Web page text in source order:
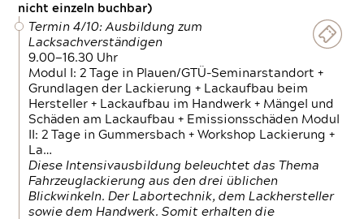
nicht einzeln buchbar)
Termin 4/10: Ausbildung zum
Lacksachverständigen
9.00—16.30 Uhr
Modul I: 2 Tage in Plauen/GTÜ-Seminarstandort +
Grundlagen der Lackierung + Lackaufbau beim
Hersteller + Lackaufbau im Handwerk + Mängel und
Schäden am Lackaufbau + Emissionsschäden Modul
II: 2 Tage in Gummersbach + Workshop Lackierung +
La…
Diese Intensivausbildung beleuchtet das Thema
Fahrzeuglackierung aus den drei üblichen
Blickwinkeln. Der Labortechnik, dem Lackhersteller
sowie dem Handwerk. Somit erhalten die